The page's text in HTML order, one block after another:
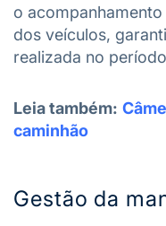
o
dos veículos,
realizada no
Leia também:
caminhão
Gestão da